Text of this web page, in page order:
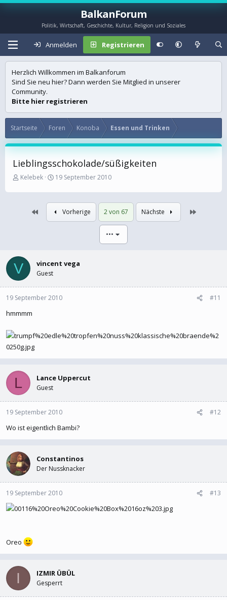
BalkanForum
Politik, Wirtschaft, Geschichte, Kultur, Religion und Soziales
Anmelden Registrieren
Herzlich Willkommen im Balkanforum
Sind Sie neu hier? Dann werden Sie Mitglied in unserer
Community.
Bitte hier registrieren
Startseite Foren Konoba Essen und Trinken
Lieblingsschokolade/süßigkeiten
E
s
Kelebek
E
s
t
e
l
19 September 2010
Erste Vorherige 2 von 67 Nächste Letzte
•••
V vincent vega
Guest
19 September 2010 #11
hmmmm
L Lance Uppercut
Guest
19 September 2010 #12
Wo ist eigentlich Bambi?
Constantinos
Der Nussknacker
19 September 2010 #13
Oreo
I IZMIR ÜBÜL
Gesperrt